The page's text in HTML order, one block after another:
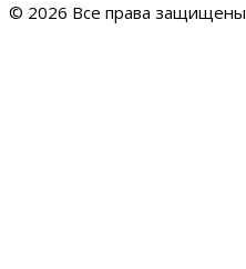
© 2026 Все права защищены